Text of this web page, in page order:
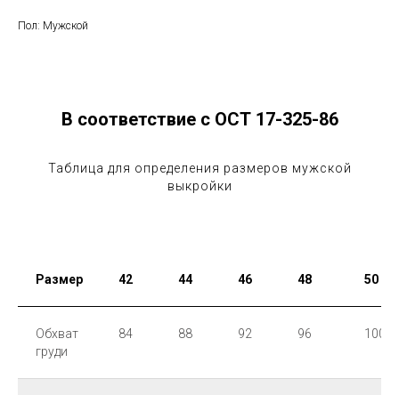
Пол: Мужской
В соответствие с ОСТ 17-325-86
Таблица для определения размеров мужской
выкройки
Размер 42 44 46 48 50
Обхват
груди
84 88 92 96 100